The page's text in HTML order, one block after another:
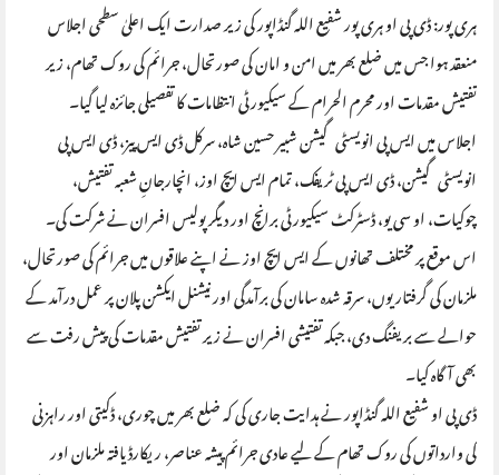
ہری پور: ڈی پی او ہری پور شفیع اللہ گنڈاپور کی زیر صدارت ایک اعلیٰ سطحی اجلاس
منعقد ہوا جس میں ضلع بھر میں امن و امان کی صورتحال، جرائم کی روک تھام، زیر
تفتیش مقدمات اور محرم الحرام کے سیکیورٹی انتظامات کا تفصیلی جائزہ لیا گیا۔
اجلاس میں ایس پی انویسٹی گیشن شبیر حسین شاہ، سرکل ڈی ایس پیز، ڈی ایس پی
انویسٹی گیشن، ڈی ایس پی ٹریفک، تمام ایس ایچ اوز، انچارجانِ شعبہ تفتیش،
چوکیات، او سی یو، ڈسٹرکٹ سیکیورٹی برانچ اور دیگر پولیس افسران نے شرکت کی۔
اس موقع پر مختلف تھانوں کے ایس ایچ اوز نے اپنے علاقوں میں جرائم کی صورتحال،
ملزمان کی گرفتاریوں، سرقہ شدہ سامان کی برآمدگی اور نیشنل ایکشن پلان پر عمل درآمد کے
حوالے سے بریفنگ دی، جبکہ تفتیشی افسران نے زیر تفتیش مقدمات کی پیش رفت سے
بھی آگاہ کیا۔
ڈی پی او شفیع اللہ گنڈاپور نے ہدایت جاری کی کہ ضلع بھر میں چوری، ڈکیتی اور راہزنی
کی وارداتوں کی روک تھام کے لیے عادی جرائم پیشہ عناصر، ریکارڈ یافتہ ملزمان اور